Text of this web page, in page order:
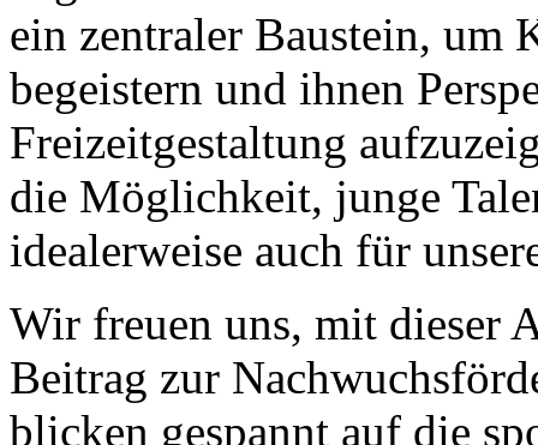
ein zentraler Baustein,
begeistern und ihnen
Freizeitgestaltung
die Möglichkeit, junge
idealerweise auch für
Wir freuen uns, mit dieser
Beitrag zur
blicken gespannt auf die